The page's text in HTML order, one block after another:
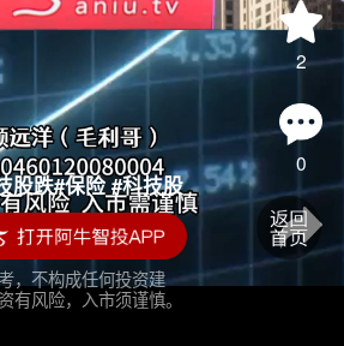
2
0
股跌#保险 #科技股
，不构成任何投资建
有风险，入市须谨慎。